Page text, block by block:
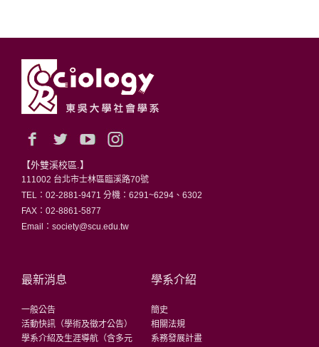
【外雙溪校區.】
111002 台北市士林區臨溪路70號
TEL：02-2881-9471 分機：6291~6294、6302
FAX：02-8861-5877
Email：society@scu.edu.tw
最新消息
一般公告
活動快訊（學術及徵才公告）
學系介紹及生涯導航（含多元
學系介紹
簡史
相關法規
系務發展計畫